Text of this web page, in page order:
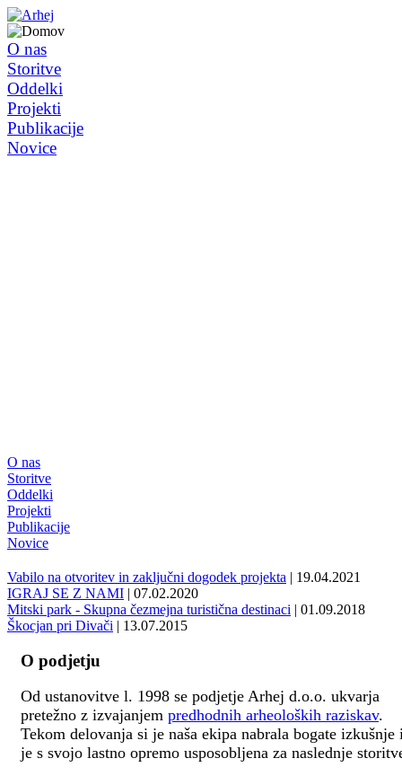
O nas
Storitve
Oddelki
Projekti
Publikacije
Novice
O nas
Storitve
Oddelki
Projekti
Publikacije
Novice
Vabilo na otvoritev in zaključni dogodek projekta | 19.04.2021
IGRAJ SE Z NAMI | 07.02.2020
Mitski park - Skupna čezmejna turistična destinaci | 01.09.2018
Škocjan pri Divači | 13.07.2015
O podjetju
Od ustanovitve l. 1998 se podjetje Arhej d.o.o. ukvarja
pretežno z izvajanjem predhodnih arheoloških raziskav.
Tekom delovanja si je naša ekipa nabrala bogate izkušnje
je s svojo lastno opremo usposobljena za naslednje